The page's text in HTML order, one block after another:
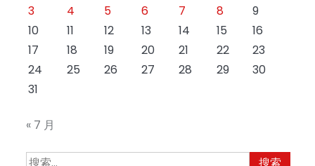
3
4 5 6 7 8
9
10
11 12 13 14 15
16
17
18 19 20 21 22
23
24
25 26 27 28 29
30
31
« 7 月
搜